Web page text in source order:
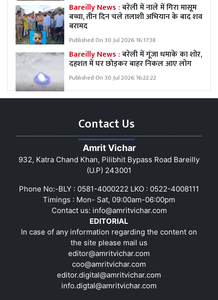
Bareilly News :बरेली में नाले में गिरा मासूम
बच्चा, तीन दिन चले तलाशी अभियान के बाद शव
बरामद
Published On 30 Jul 2026 16:17:38
Bareilly News :बरेली में गूंजा धमाके का शोर,
दहशत में घर छोड़कर बाहर निकल आए लोग
Published On 30 Jul 2026 16:22:22
Contact Us
Amrit Vichar
932, Katra Chand Khan, Pilibhit Bypass Road Bareilly
(U.P) 243001
Phone No:-BLY : 0581-4000222 LKO : 0522-4008111
Timings : Mon- Sat, 09:00am-06:00pm
Contact us: info@amritvichar.com
EDITORIAL
In case of any information regarding the content on
the site please mail us
editor@amritvichar.com
coo@amritvichar.com
editor.digital@amritvichar.com
info.digtal@amritvichar.com